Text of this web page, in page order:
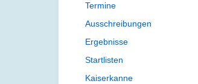
Termine
Ausschreibungen
Ergebnisse
Startlisten
Kaiserkanne